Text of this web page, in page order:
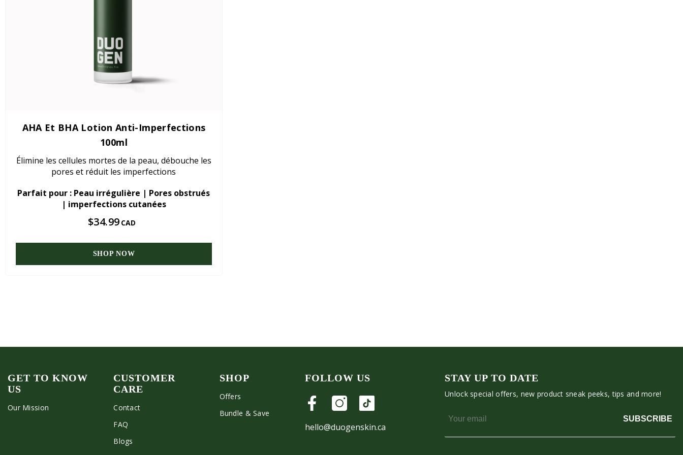
AHA Et BHA Lotion Anti-Imperfections
100ml
Élimine les cellules mortes de la peau, débouche les
pores et réduit les imperfections
Parfait pour : Peau irrégulière | Pores obstrués
| imperfections cutanées
$34.99CAD
SHOP NOW
GET TO KNOW
US
Our Mission
CUSTOMER
CARE
Contact
FAQ
Blogs
SHOP
Offers
Bundle & Save
FOLLOW US
hello@duogenskin.ca
STAY UP TO DATE
Unlock special offers, new product sneak peeks, tips and more!
SUBSCRIBE